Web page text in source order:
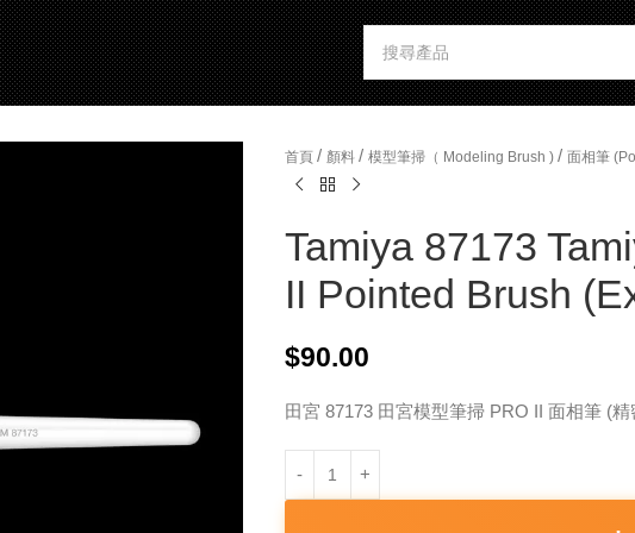
首頁 / 顏料 / 模型筆掃（ Modeling Brush ) / 面相筆
Tamiya 87173
II Pointed Brush
$90.00
田宮 87173 田宮模型筆掃 PRO II 面相筆 (精